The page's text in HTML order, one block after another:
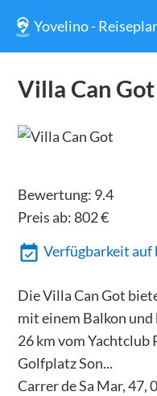
Yovelino -
Villa Can Got
Bewertung: 9.4
Preis ab: 802€
Verfügbarkeit auf
Die Villa Can Got
mit einem Balkon
26 km vom Yachtclub
Golfplatz Son...
Carrer de Sa Mar, 47,